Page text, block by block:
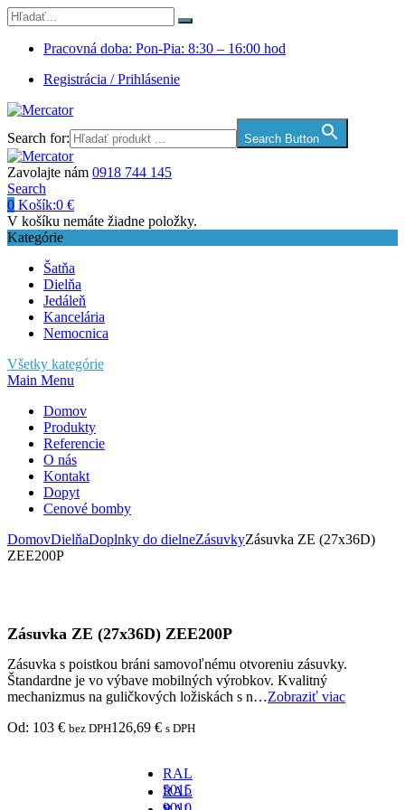
Pracovná doba: Pon-Pia: 8:30 – 16:00 hod
Registrácia / Prihlásenie
Search for: Search Button
Zavolajte nám 0918 744 145
Search
0 Košík:0 €
V košíku nemáte žiadne položky.
Kategórie
Šatňa
Dielňa
Jedáleň
Kancelária
Nemocnica
Všetky kategórie
Main Menu
Domov
Produkty
Referencie
O nás
Kontakt
Dopyt
Cenové bomby
DomovDielňaDoplnky do dielneZásuvkyZásuvka ZE (27x36D)
ZEE200P
Zásuvka ZE (27x36D) ZEE200P
Zásuvka s poistkou bráni samovoľnému otvoreniu zásuvky.
Štandardne je vo výbave mobilných výrobkov. Kvalitný
mechanizmus na guličkových ložiskách s n…Zobraziť viac
Od: 103 € bez DPH126,69 € s DPH
RAL
5015
-
RAL